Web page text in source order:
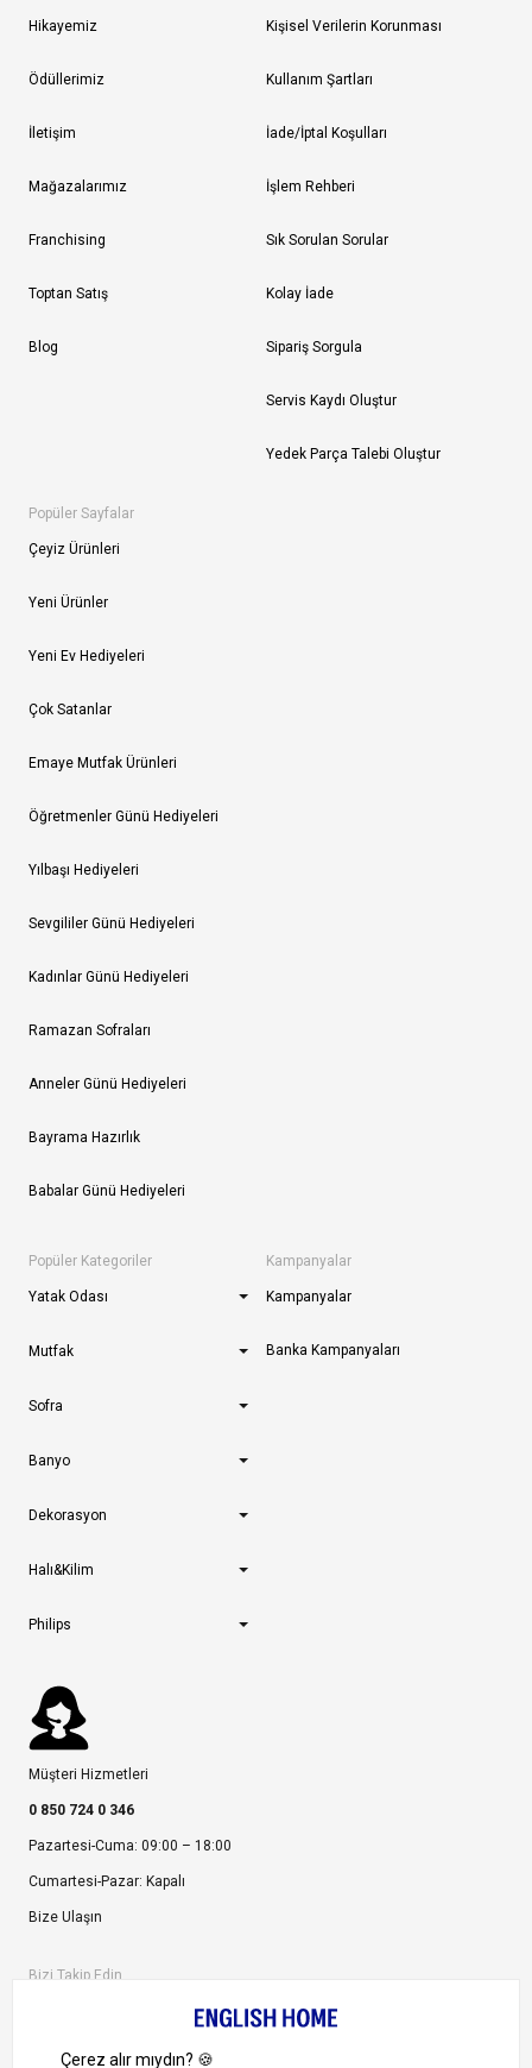
Hikayemiz
Ödüllerimiz
İletişim
Mağazalarımız
Franchising
Toptan Satış
Blog
Kişisel Verilerin Korunması
Kullanım Şartları
İade/İptal Koşulları
İşlem Rehberi
Sık Sorulan Sorular
Kolay İade
Sipariş Sorgula
Servis Kaydı Oluştur
Yedek Parça Talebi Oluştur
Popüler Sayfalar
Çeyiz Ürünleri
Yeni Ürünler
Yeni Ev Hediyeleri
Çok Satanlar
Emaye Mutfak Ürünleri
Öğretmenler Günü Hediyeleri
Yılbaşı Hediyeleri
Sevgililer Günü Hediyeleri
Kadınlar Günü Hediyeleri
Ramazan Sofraları
Anneler Günü Hediyeleri
Bayrama Hazırlık
Babalar Günü Hediyeleri
Popüler Kategoriler
Yatak Odası
Mutfak
Sofra
Banyo
Dekorasyon
Halı&Kilim
Philips
Kampanyalar
Kampanyalar
Banka Kampanyaları
Müşteri Hizmetleri
0 850 724 0 346
Pazartesi-Cuma: 09:00 – 18:00
Cumartesi-Pazar: Kapalı
Bize Ulaşın
Bizi Takip Edin